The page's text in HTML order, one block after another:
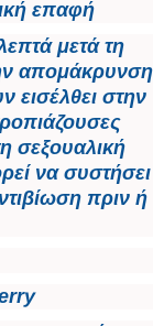
επαφή
μετά τη
απομάκρυνση
εισέλθει στην
σεξουαλική
να συστήσει
πριν ή